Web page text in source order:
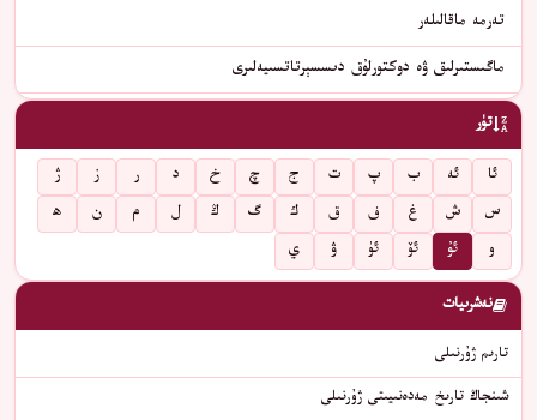
تەرمە ماقالىلەر
ماگىستىرلىق ۋە دوكتورلۇق دىسسېرتاتسىيەلىرى
تۈر
ئا ئە ب پ ت ج چ خ د ر ز
ژ
س
ش غ ف ق ك گ ڭ ل م ن
ھ
و
ئۇ ئۆ ئۈ ۋ ي
نەشرىيات
تارىم ژۇرنىلى
شىنجاڭ تارىخ مەدەنىيىتى ژۇرنىلى